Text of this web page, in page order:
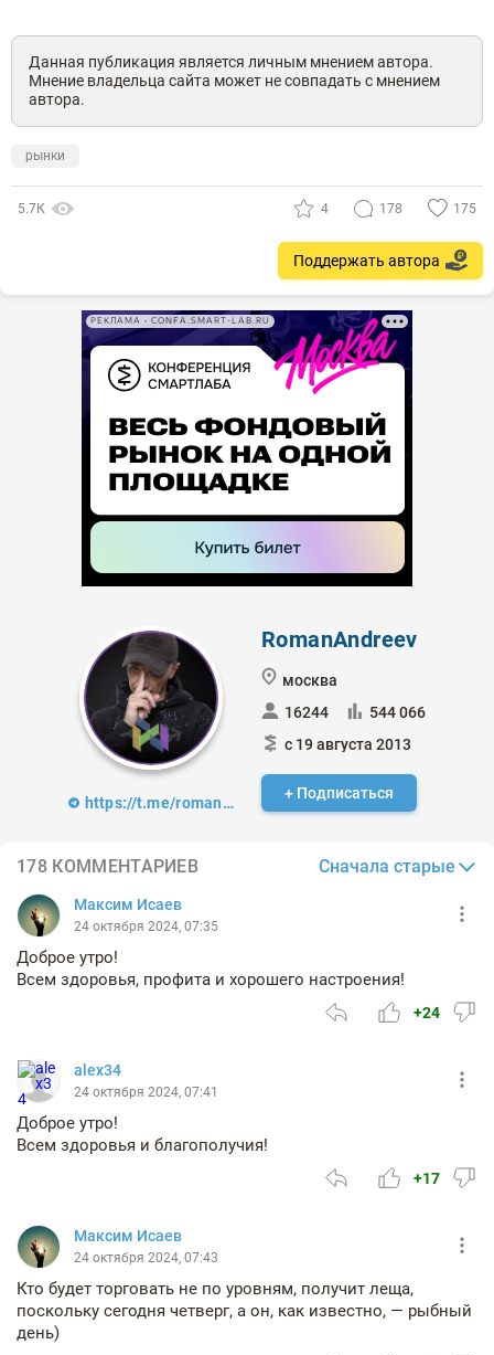
Данная публикация является личным мнением автора.
Мнение владельца сайта может не совпадать с мнением
автора.
рынки
5.7К 4 178 175
Поддержать автора
РЕКЛАМА • CONFA.SMART-LAB.RU
https://t.me/romanandreev_trader
RomanAndreev
москва
16244
544 066
с 19 августа 2013
+ Подписаться
178 КОММЕНТАРИЕВ Сначала старые
Максим Исаев
24 октября 2024, 07:35
Доброе утро!
Всем здоровья, профита и хорошего настроения!
+24
alex34
24 октября 2024, 07:41
Доброе утро!
Всем здоровья и благополучия!
+17
Максим Исаев
24 октября 2024, 07:43
Кто будет торговать не по уровням, получит леща,
поскольку сегодня четверг, а он, как известно, — рыбный
день)